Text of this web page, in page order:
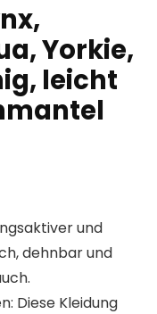
Yorkie,
leicht
und
dehnbar und
Diese Kleidung